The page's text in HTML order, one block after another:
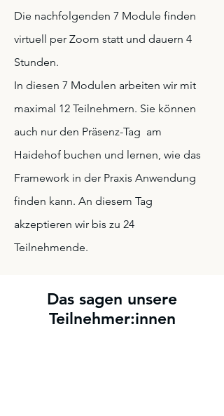
Die nachfolgenden 7 Module finden
virtuell per Zoom statt und dauern 4
Stunden.
In diesen 7 Modulen arbeiten wir mit
maximal 12 Teilnehmern. Sie können
auch nur den Präsenz-Tag am
Haidehof buchen und lernen, wie das
Framework in der Praxis Anwendung
finden kann. An diesem Tag
akzeptieren wir bis zu 24
Teilnehmende.
Das sagen unsere
Teilnehmer:innen